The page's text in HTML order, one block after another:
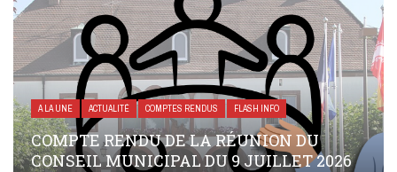
A LA UNE ACTUALITÉ COMPTES RENDUS FLASH INFO
COMPTE RENDU DE LA RÉUNION DU
CONSEIL MUNICIPAL DU 9 JUILLET 2026